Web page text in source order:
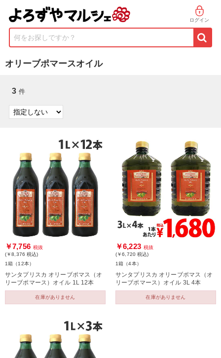
ログイン
何をお探しですか？
オリーブポマースオイル
3 件
￥7,756 税抜
(￥8,376 税込)
1箱（12本）
サンタプリスカ オリーブポマス（オ
リーブポマース）オイル 1L 12本
在庫がありません
￥6,223 税抜
(￥6,720 税込)
1箱（4本）
サンタプリスカ オリーブポマス（オ
リーブポマース）オイル 3L 4本
在庫がありません